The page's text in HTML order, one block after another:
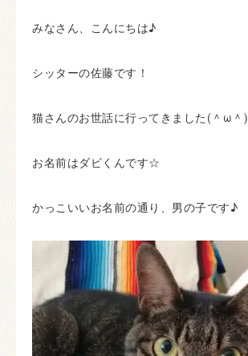
みなさん、こんにちは♪
シッターの佐藤です！
猫さんのお世話に行ってきました(＾ω＾)
お名前はダビくんです☆
かっこいいお名前の通り、男の子です♪